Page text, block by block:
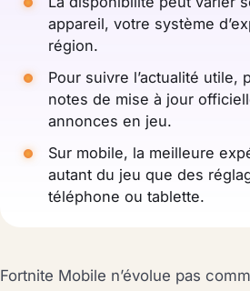
appareil, votre système
région.
Pour suivre l’actualité utile,
notes de mise à jour
annonces en jeu.
Sur mobile, la meilleure
autant du jeu que des
téléphone ou tablette.
Fortnite Mobile n’évolue pas